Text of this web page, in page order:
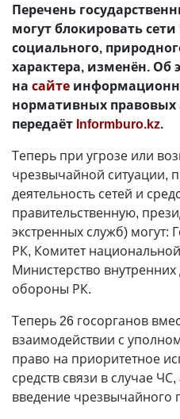
Перечень
могут блокировать
социального,
характера, изменён. Об
на сайте
нормативных правовых
передаёт Informburo.kz.
Теперь при угрозе или
чрезвычайной ситуации,
деятельность сетей и
правительственную,
экстренных служб) могут:
РК, Комитет
Министерство
обороны РК.
Теперь 26 госорганов
взаимодействии с
право на приоритетное
средств связи в случае
введение чрезвычайного